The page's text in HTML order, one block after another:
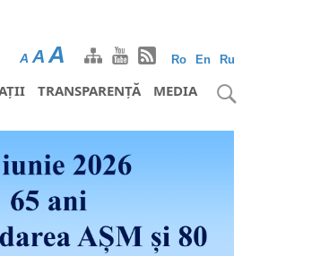
Ro En Ru
A A A
TRANSPARENȚĂ MEDIA